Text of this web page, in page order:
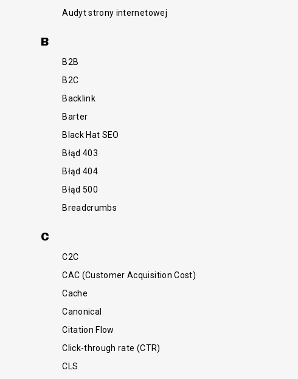
Audyt strony internetowej
B
B2B
B2C
Backlink
Barter
Black Hat SEO
Błąd 403
Błąd 404
Błąd 500
Breadcrumbs
C
C2C
CAC (Customer Acquisition Cost)
Cache
Canonical
Citation Flow
Click-through rate (CTR)
CLS